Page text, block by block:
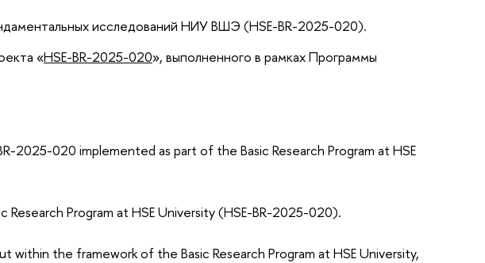
исследований НИУ ВШЭ (HSE-BR-2025-020).
«HSE-BR-2025-020», выполненного в рамках Программы
2025-020 implemented as part of the Basic Research Program at HSE
Program at HSE University (HSE-BR-2025-020).
the framework of the Basic Research Program at HSE University,